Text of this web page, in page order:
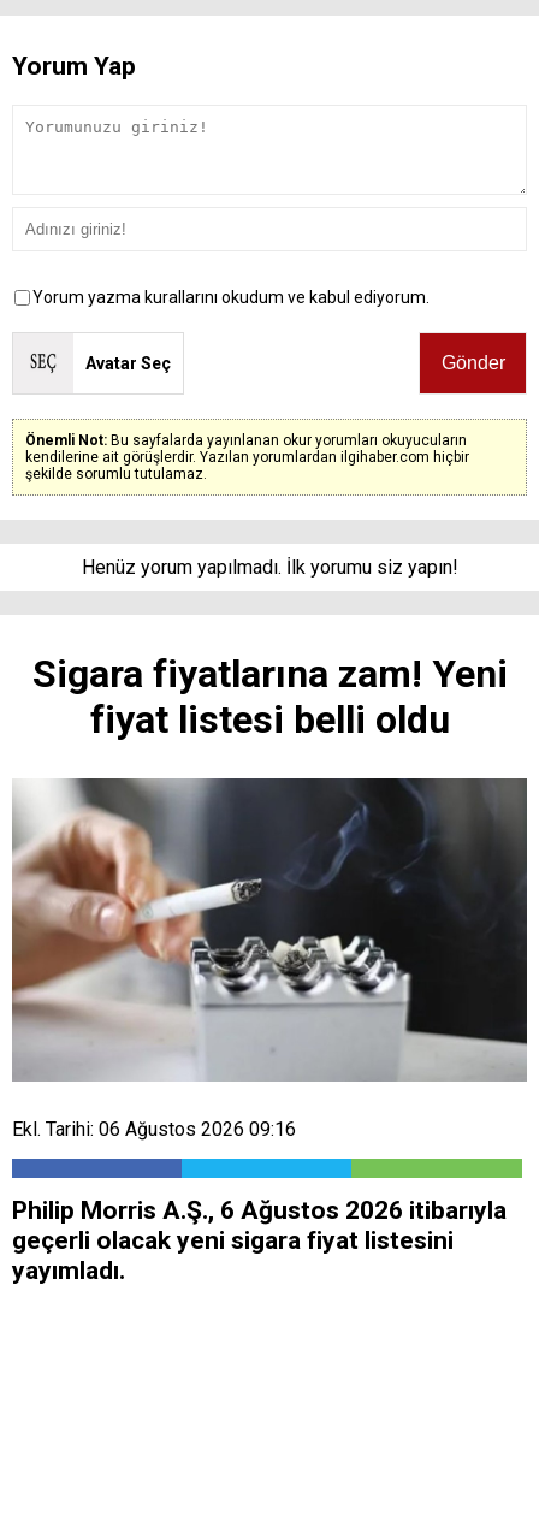
Yorum Yap
Yorum yazma kurallarını okudum ve kabul ediyorum.
Avatar Seç
Önemli Not: Bu sayfalarda yayınlanan okur yorumları okuyucuların
kendilerine ait görüşlerdir. Yazılan yorumlardan ilgihaber.com hiçbir
şekilde sorumlu tutulamaz.
Henüz yorum yapılmadı. İlk yorumu siz yapın!
Sigara fiyatlarına zam! Yeni
fiyat listesi belli oldu
Ekl. Tarihi: 06 Ağustos 2026 09:16
Philip Morris A.Ş., 6 Ağustos 2026 itibarıyla
geçerli olacak yeni sigara fiyat listesini
yayımladı.